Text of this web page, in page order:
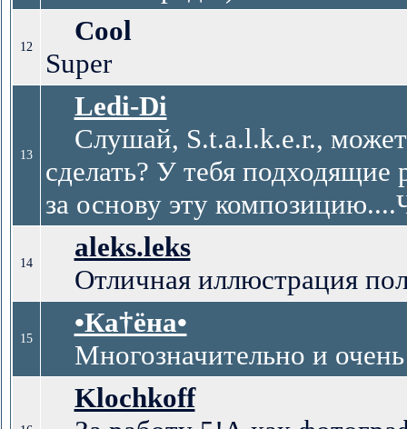
12
Cool
Super
13
Ledi-Di
Слушай, S.t.a.l.k.e.r., может
сделать? У тебя
за основу эту
14
aleks.leks
Отличная иллюстрация
15
•Ка†ёна•
Многозначительно и очень
Klochkoff